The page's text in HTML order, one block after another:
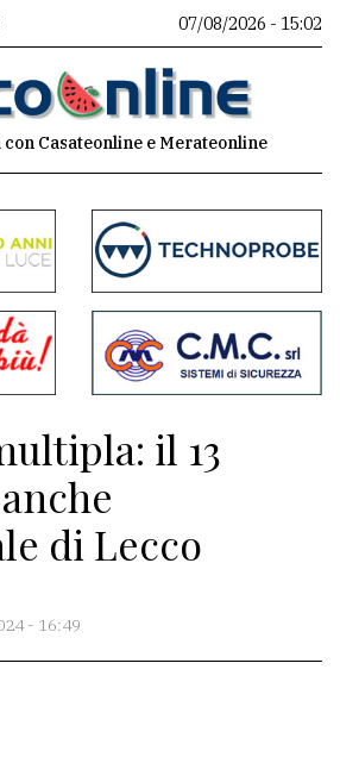
07/08/2026 - 15:02
con Casateonline e Merateonline
il 13
di Lecco
- 16:49